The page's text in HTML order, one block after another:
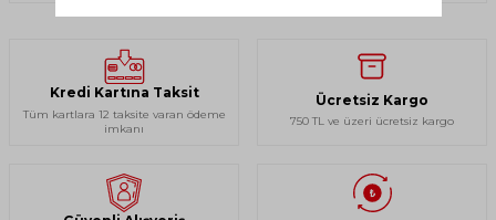
Kredi Kartına Taksit
Tüm kartlara 12 taksite varan ödeme
imkanı
Ücretsiz Kargo
750 TL ve üzeri ücretsiz kargo